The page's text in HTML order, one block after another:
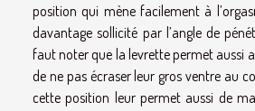
position qui mène facilement à
davantage sollicité par l’angle de
faut noter que la levrette permet aussi
de ne pas écraser leur gros ventre au
cette position leur permet aussi de